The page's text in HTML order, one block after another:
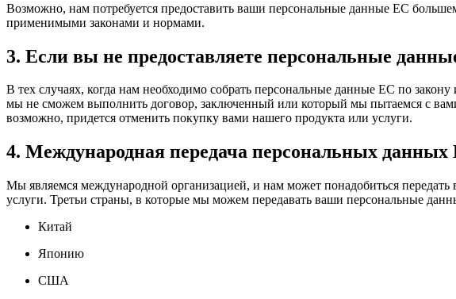
Возможно, нам потребуется предоставить ваши персональные данные ЕС
применимыми законами и нормами.
3. Если вы не предоставляете персональные
В тех случаях, когда нам необходимо собрать персональные данные ЕС по
мы не сможем выполнить договор, заключенный или который мы пытаемся с
возможно, придется отменить покупку вами нашего продукта или услуги.
4. Международная передача персональных данных
Мы являемся международной организацией, и нам может понадобиться
услуги. Третьи страны, в которые мы можем передавать ваши персональные
Китай
Японию
США